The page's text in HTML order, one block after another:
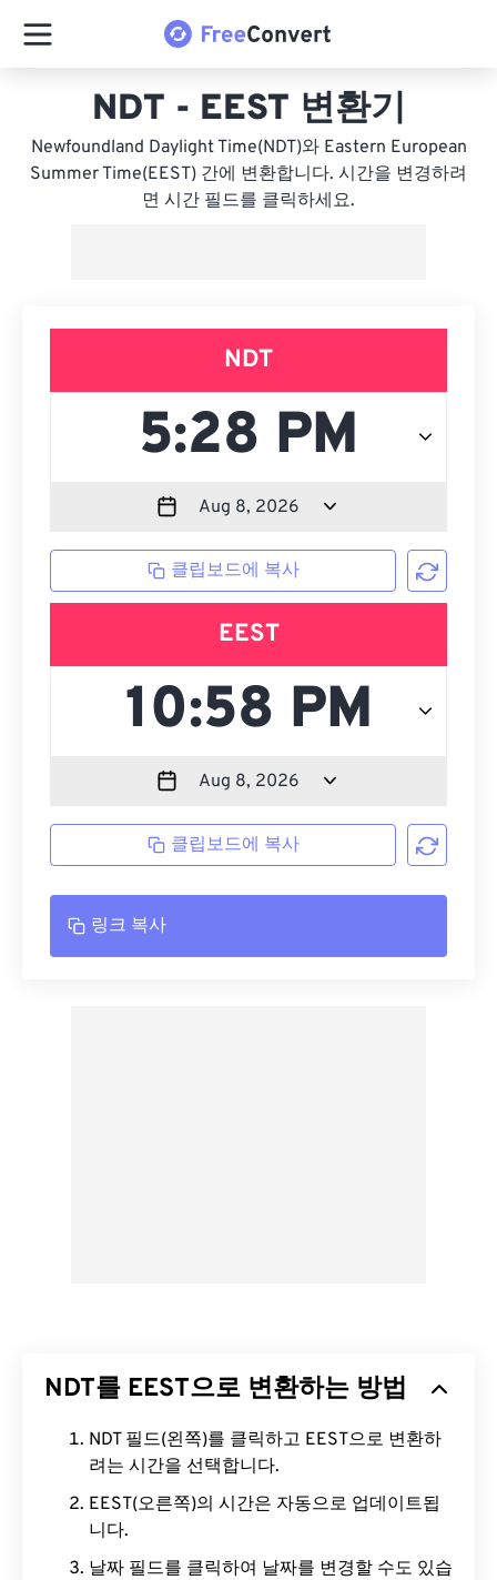
NDT - EEST 변환기
Newfoundland Daylight Time(NDT)와 Eastern European
Summer Time(EEST) 간에 변환합니다. 시간을 변경하려
면 시간 필드를 클릭하세요.
NDT
클립보드에 복사
EEST
클립보드에 복사
링크 복사
NDT를 EEST으로 변환하는 방법
NDT 필드(왼쪽)를 클릭하고 EEST으로 변환하
려는 시간을 선택합니다.
EEST(오른쪽)의 시간은 자동으로 업데이트됩
니다.
날짜 필드를 클릭하여 날짜를 변경할 수도 있습